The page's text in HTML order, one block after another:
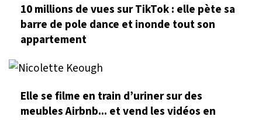
10 millions de vues sur TikTok : elle pète sa
barre de pole dance et inonde tout son
appartement
Elle se filme en train d’uriner sur des
meubles Airbnb... et vend les vidéos en